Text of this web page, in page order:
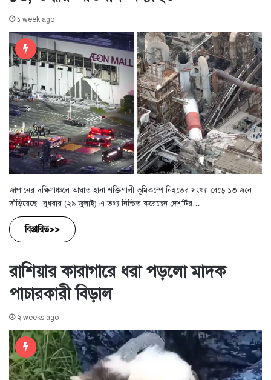
১ week ago
জাপানের দক্ষিণাঞ্চলে আঘাত হানা শক্তিশালী ভূমিকম্পে নিহতের সংখ্যা বেড়ে ১৩ জনে
দাঁড়িয়েছে। বুধবার (২৯ জুলাই) এ তথ্য নিশ্চিত করেছেন দেশটির…
বিস্তারিত>>
রাশিয়ার কারাগারে ধরা পড়লো মাদক
পাচারকারী বিড়াল
২ weeks ago